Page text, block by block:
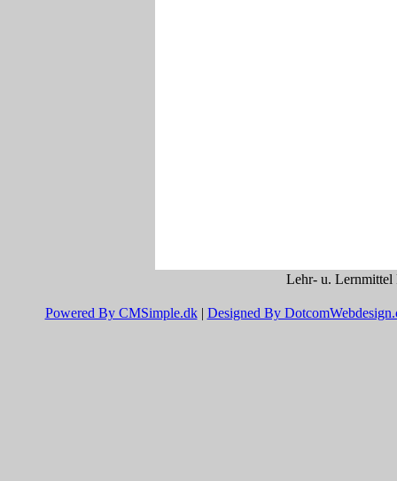
Lehr- u. Lernmittel
Powered By CMSimple.dk| Designed By